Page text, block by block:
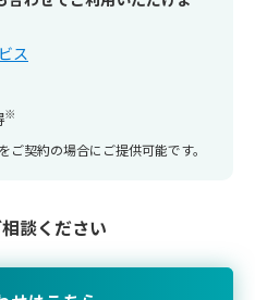
ス
※
ご契約の場合にご提供可能です。
談ください